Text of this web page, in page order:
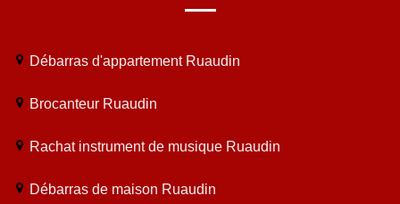
Débarras d'appartement Ruaudin
Brocanteur Ruaudin
Rachat instrument de musique Ruaudin
Débarras de maison Ruaudin